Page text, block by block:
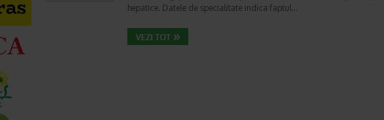
hepatice. Datele de specialitate indica faptul…